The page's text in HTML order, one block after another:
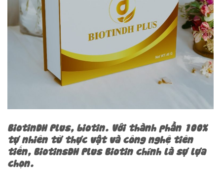
BiotinDH Plus, biotin. Với thành phần 100%
tự nhiên từ thực vật và công nghệ tiên
tiến, BiotinsDH Plus Biotin chính là sự lựa
chọn.